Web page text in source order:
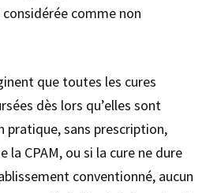
comme non
que toutes les cures
dès lors qu’elles sont
pratique, sans prescription,
la CPAM, ou si la cure ne dure
conventionné, aucun